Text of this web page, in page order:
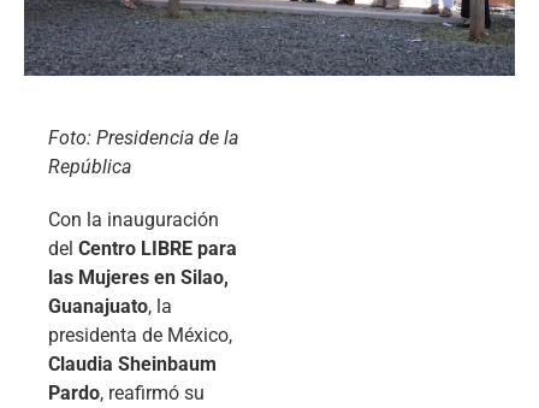
Foto: Presidencia de la
República
Con la inauguración
del Centro LIBRE para
las Mujeres en Silao,
Guanajuato, la
presidenta de México,
Claudia Sheinbaum
Pardo, reafirmó su